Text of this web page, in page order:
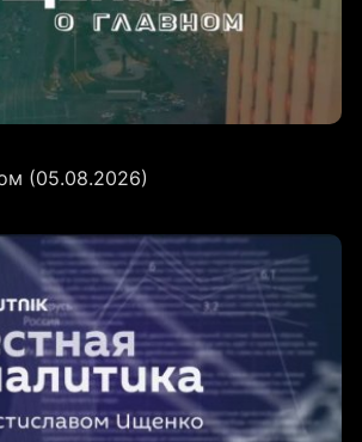
(05.08.2026)